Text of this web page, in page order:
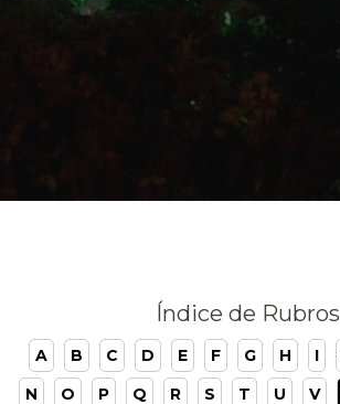
Índice de Rubros
A B C D E F G H I
N
O P Q R S T U V